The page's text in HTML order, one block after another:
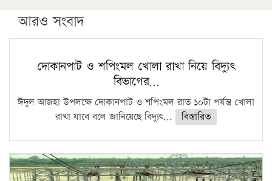
আরও সংবাদ
দোকানপাট ও শপিংমল খোলা রাখা নিয়ে বিদ্যুৎ
বিভাগের…
ঈদুল আজহা উপলক্ষে দোকানপাট ও শপিংমল রাত ১০টা পর্যন্ত খোলা
রাখা যাবে বলে জানিয়েছে বিদ্যুৎ...
বিস্তারিত